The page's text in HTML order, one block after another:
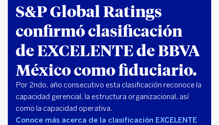
S&P Global Ratings
confirmó clasificación
de EXCELENTE de BBVA
México como fiduciario.
Por 2ndo. año consecutivo esta clasificación reconoce la
capacidad gerencial, la estructura organizacional, así
como la capacidad operativa.
Conoce más acerca de la clasificación EXCELENTE